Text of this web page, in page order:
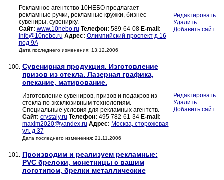
Рекламное агентство 10НЕБО предлагает
рекламные ручки, рекламные кружки, бизнес-
сувениры, сувенирку.
Сайт: www.10nebo.ru Телефон: 589-64-08 E-mail:
info@10nebo.ru Адрес: Олимпийский проспект д 16
под 9А
Дата последнего изменения: 13.12.2006
Редактировать
Удалить
Добавить сайт
100. Сувенирная продукция. Изготовление
призов из стекла. Лазерная графика,
спекание, матирование.
Изготовление сувениров, призов и подакров из
стекла по эксклюзивным технологиям.
Специальные условия для рекламных агентств.
Сайт: crystaly.ru Телефон: 495 782-61-34 E-mail:
maxim2020@yandex.ru Адрес: Москва, сторожевая
ул. д 37
Дата последнего изменения: 21.11.2006
Редактировать
Удалить
Добавить сайт
101. Производим и реализуем рекламные:
PVC брелоки, монетницы с вашим
логотипом, брелки металлические